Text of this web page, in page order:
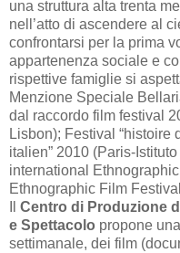
una struttura alta trenta
nell’atto di ascendere al
confrontarsi per la prima
appartenenza sociale e
rispettive famiglie si
Menzione Speciale
dal raccordo film festival
Lisbon); Festival “histoire
italien” 2010 (Paris-
international
Ethnographic Film
Centro di Produzione
e Spettacolo propone
settimanale, dei film